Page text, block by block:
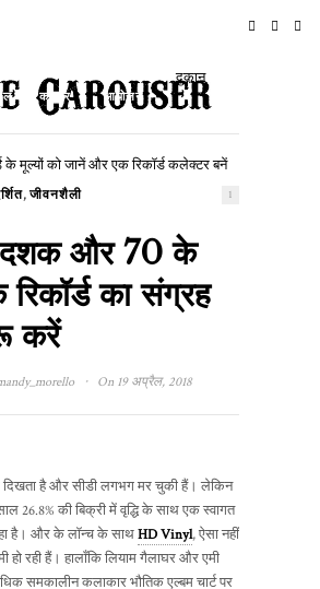
और कल्चर आयोजन
दुकान
,जीवनशैली 1
और 70 के
का संग्रह
करें
· On 19 अप्रैल, 2018
है और सीडी लगभग मर चुकी हैं। लेकिन
26.8% की बिक्री में वृद्धि के साथ एक स्वागत
है। और के लॉन्च के साथHD Vinyl, ऐसा नहीं
हो रही हैं। हालाँकि लियाम गैलाघर और एमी
समकालीन कलाकार भौतिक एल्बम चार्ट पर